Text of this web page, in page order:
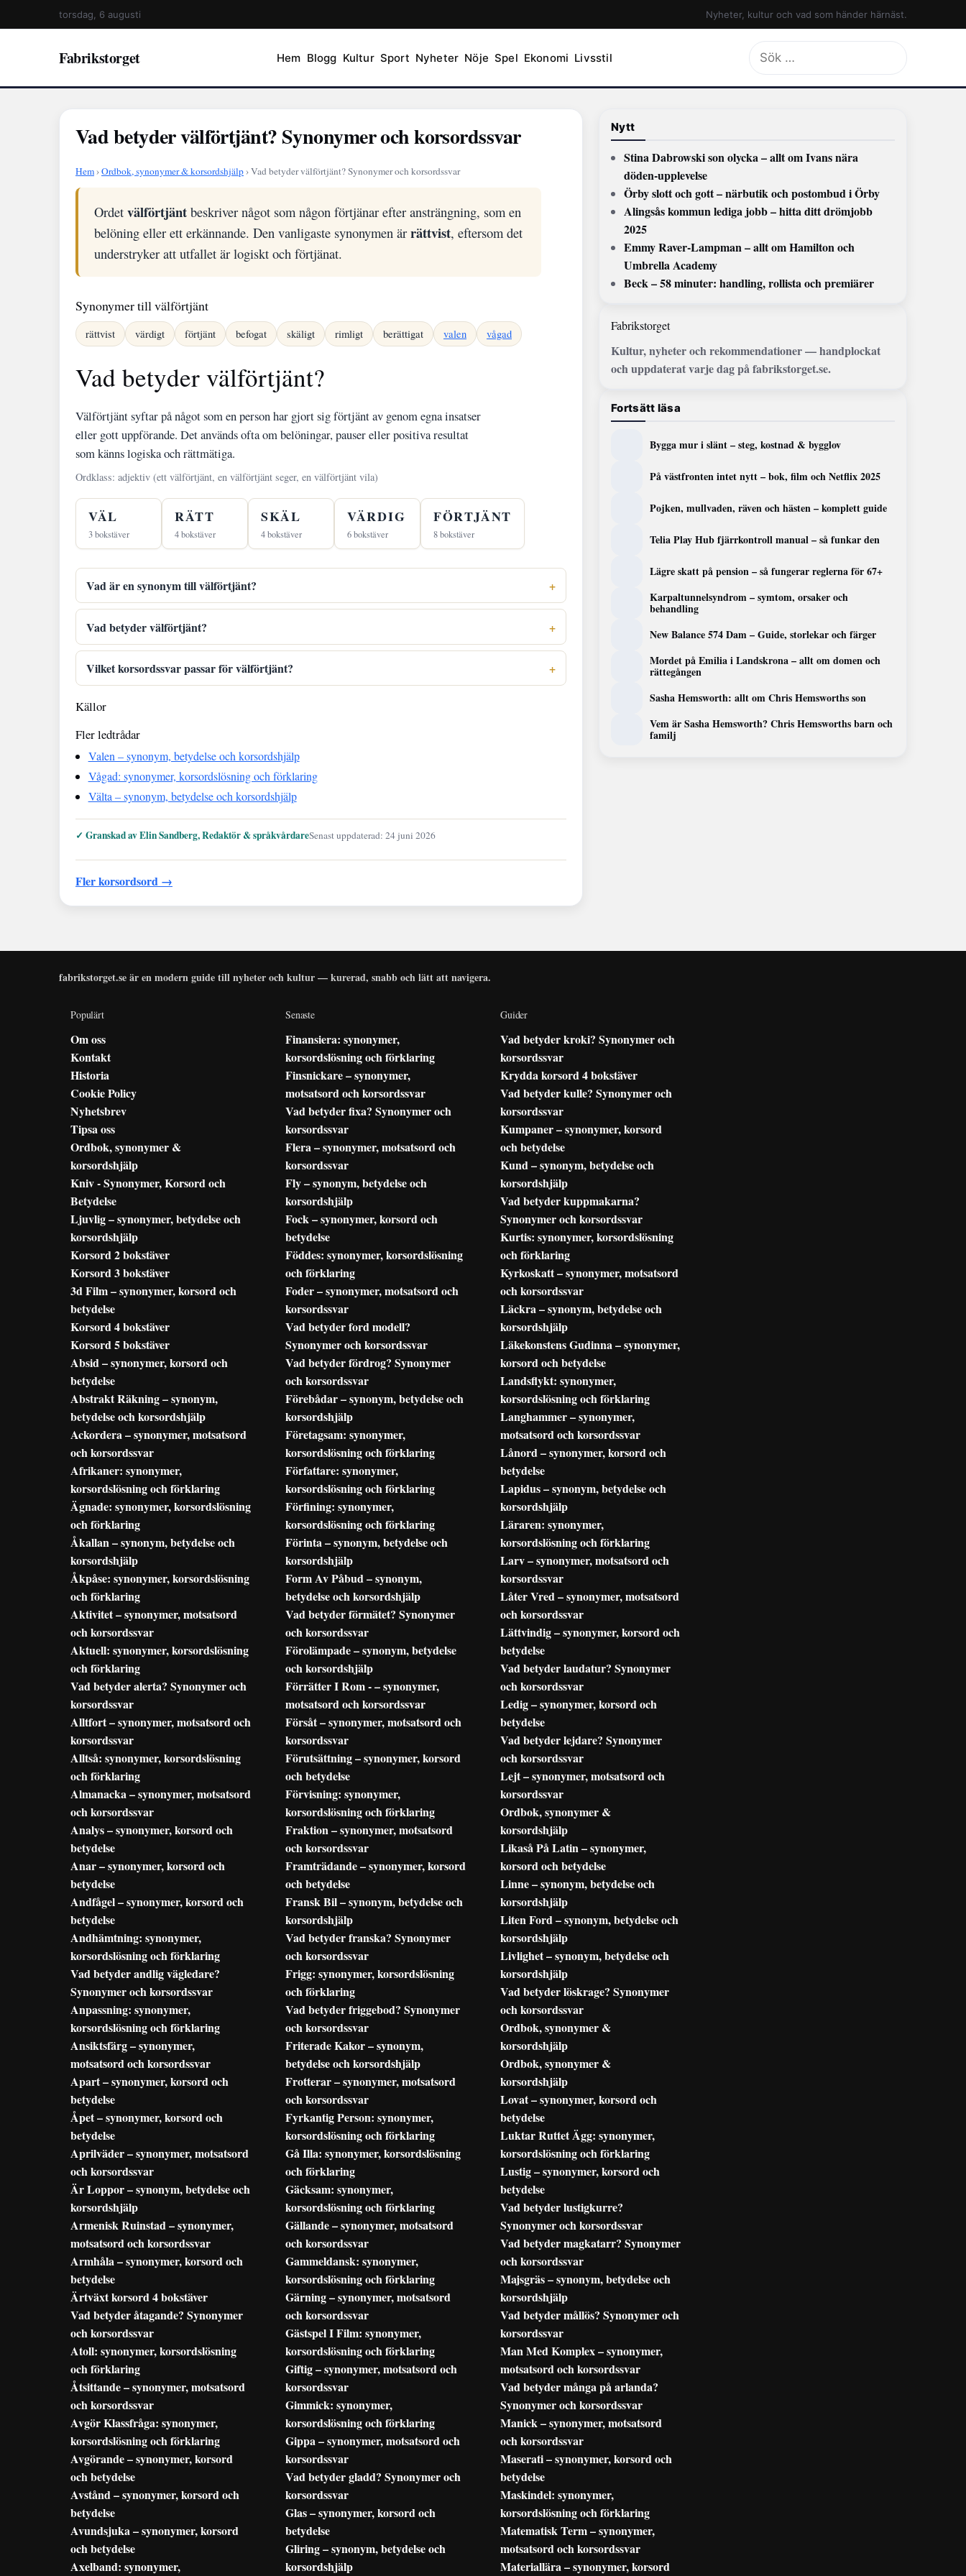
torsdag, 6 augusti Nyheter, kultur och vad som händer härnäst.
Fabrikstorget Hem Blogg Kultur Sport Nyheter Nöje Spel Ekonomi Livsstil
Sök
efter:
Vad betyder välförtjänt? Synonymer och korsordssvar
Hem›Ordbok, synonymer & korsordshjälp› Vad betyder välförtjänt? Synonymer och korsordssvar
Ordetvälförtjänt beskriver något som någon förtjänar efter ansträngning, som en
belöning eller ett erkännande. Den vanligaste synonymen ärrättvist, eftersom det
understryker att utfallet är logiskt och förtjänat.
Synonymer till välförtjänt
rättvist värdigt förtjänt befogat skäligt rimligt berättigat valen vågad
Vad betyder välförtjänt?
Välförtjänt syftar på något som en person har gjort sig förtjänt av genom egna insatser
eller gott uppförande. Det används ofta om belöningar, pauser eller positiva resultat
som känns logiska och rättmätiga.
Ordklass: adjektiv (ett välförtjänt, en välförtjänt seger, en välförtjänt vila)
VÄL
3 bokstäver
RÄTT
4 bokstäver
SKÄL
4 bokstäver
VÄRDIG
6 bokstäver
FÖRTJÄNT
8 bokstäver
Vad är en synonym till välförtjänt?
Vad betyder välförtjänt?
Vilket korsordssvar passar för välförtjänt?
Källor
Fler ledtrådar
Valen – synonym, betydelse och korsordshjälp
Vågad: synonymer, korsordslösning och förklaring
Välta – synonym, betydelse och korsordshjälp
✓ Granskad av Elin Sandberg, Redaktör & språkvårdareSenast uppdaterad: 24 juni 2026
Fler korsordsord →
Nytt
Stina Dabrowski son olycka – allt om Ivans nära
döden-upplevelse
Örby slott och gott – närbutik och postombud i Örby
Alingsås kommun lediga jobb – hitta ditt drömjobb
2025
Emmy Raver-Lampman – allt om Hamilton och
Umbrella Academy
Beck – 58 minuter: handling, rollista och premiärer
Fabrikstorget
Kultur, nyheter och rekommendationer — handplockat
och uppdaterat varje dag på fabrikstorget.se.
Fortsätt läsa
Bygga mur i slänt – steg, kostnad & bygglov
På västfronten intet nytt – bok, film och Netflix 2025
Pojken, mullvaden, räven och hästen – komplett guide
Telia Play Hub fjärrkontroll manual – så funkar den
Lägre skatt på pension – så fungerar reglerna för 67+
Karpaltunnelsyndrom – symtom, orsaker och
behandling
New Balance 574 Dam – Guide, storlekar och färger
Mordet på Emilia i Landskrona – allt om domen och
rättegången
Sasha Hemsworth: allt om Chris Hemsworths son
Vem är Sasha Hemsworth? Chris Hemsworths barn och
familj
fabrikstorget.se är en modern guide till nyheter och kultur — kurerad, snabb och lätt att navigera.
Populärt
Om oss
Kontakt
Historia
Cookie Policy
Nyhetsbrev
Tipsa oss
Ordbok, synonymer &
korsordshjälp
Kniv - Synonymer, Korsord och
Betydelse
Ljuvlig – synonymer, betydelse och
korsordshjälp
Korsord 2 bokstäver
Korsord 3 bokstäver
3d Film – synonymer, korsord och
betydelse
Korsord 4 bokstäver
Korsord 5 bokstäver
Absid – synonymer, korsord och
betydelse
Abstrakt Räkning – synonym,
betydelse och korsordshjälp
Ackordera – synonymer, motsatsord
och korsordssvar
Afrikaner: synonymer,
korsordslösning och förklaring
Ägnade: synonymer, korsordslösning
och förklaring
Åkallan – synonym, betydelse och
korsordshjälp
Åkpåse: synonymer, korsordslösning
och förklaring
Aktivitet – synonymer, motsatsord
och korsordssvar
Aktuell: synonymer, korsordslösning
och förklaring
Vad betyder alerta? Synonymer och
korsordssvar
Alltfort – synonymer, motsatsord och
korsordssvar
Alltså: synonymer, korsordslösning
och förklaring
Almanacka – synonymer, motsatsord
och korsordssvar
Analys – synonymer, korsord och
betydelse
Anar – synonymer, korsord och
betydelse
Andfågel – synonymer, korsord och
betydelse
Andhämtning: synonymer,
korsordslösning och förklaring
Vad betyder andlig vägledare?
Synonymer och korsordssvar
Anpassning: synonymer,
korsordslösning och förklaring
Ansiktsfärg – synonymer,
motsatsord och korsordssvar
Apart – synonymer, korsord och
betydelse
Åpet – synonymer, korsord och
betydelse
Aprilväder – synonymer, motsatsord
och korsordssvar
Är Loppor – synonym, betydelse och
korsordshjälp
Armenisk Ruinstad – synonymer,
motsatsord och korsordssvar
Armhåla – synonymer, korsord och
betydelse
Ärtväxt korsord 4 bokstäver
Vad betyder åtagande? Synonymer
och korsordssvar
Atoll: synonymer, korsordslösning
och förklaring
Åtsittande – synonymer, motsatsord
och korsordssvar
Avgör Klassfråga: synonymer,
korsordslösning och förklaring
Avgörande – synonymer, korsord
och betydelse
Avstånd – synonymer, korsord och
betydelse
Avundsjuka – synonymer, korsord
och betydelse
Axelband: synonymer,
Senaste
Finansiera: synonymer,
korsordslösning och förklaring
Finsnickare – synonymer,
motsatsord och korsordssvar
Vad betyder fixa? Synonymer och
korsordssvar
Flera – synonymer, motsatsord och
korsordssvar
Fly – synonym, betydelse och
korsordshjälp
Fock – synonymer, korsord och
betydelse
Föddes: synonymer, korsordslösning
och förklaring
Foder – synonymer, motsatsord och
korsordssvar
Vad betyder ford modell?
Synonymer och korsordssvar
Vad betyder fördrog? Synonymer
och korsordssvar
Förebådar – synonym, betydelse och
korsordshjälp
Företagsam: synonymer,
korsordslösning och förklaring
Författare: synonymer,
korsordslösning och förklaring
Förfining: synonymer,
korsordslösning och förklaring
Förinta – synonym, betydelse och
korsordshjälp
Form Av Påbud – synonym,
betydelse och korsordshjälp
Vad betyder förmätet? Synonymer
och korsordssvar
Förolämpade – synonym, betydelse
och korsordshjälp
Förrätter I Rom - – synonymer,
motsatsord och korsordssvar
Försåt – synonymer, motsatsord och
korsordssvar
Förutsättning – synonymer, korsord
och betydelse
Förvisning: synonymer,
korsordslösning och förklaring
Fraktion – synonymer, motsatsord
och korsordssvar
Framträdande – synonymer, korsord
och betydelse
Fransk Bil – synonym, betydelse och
korsordshjälp
Vad betyder franska? Synonymer
och korsordssvar
Frigg: synonymer, korsordslösning
och förklaring
Vad betyder friggebod? Synonymer
och korsordssvar
Friterade Kakor – synonym,
betydelse och korsordshjälp
Frotterar – synonymer, motsatsord
och korsordssvar
Fyrkantig Person: synonymer,
korsordslösning och förklaring
Gå Illa: synonymer, korsordslösning
och förklaring
Gäcksam: synonymer,
korsordslösning och förklaring
Gällande – synonymer, motsatsord
och korsordssvar
Gammeldansk: synonymer,
korsordslösning och förklaring
Gärning – synonymer, motsatsord
och korsordssvar
Gästspel I Film: synonymer,
korsordslösning och förklaring
Giftig – synonymer, motsatsord och
korsordssvar
Gimmick: synonymer,
korsordslösning och förklaring
Gippa – synonymer, motsatsord och
korsordssvar
Vad betyder gladd? Synonymer och
korsordssvar
Glas – synonymer, korsord och
betydelse
Gliring – synonym, betydelse och
korsordshjälp
Guider
Vad betyder kroki? Synonymer och
korsordssvar
Krydda korsord 4 bokstäver
Vad betyder kulle? Synonymer och
korsordssvar
Kumpaner – synonymer, korsord
och betydelse
Kund – synonym, betydelse och
korsordshjälp
Vad betyder kuppmakarna?
Synonymer och korsordssvar
Kurtis: synonymer, korsordslösning
och förklaring
Kyrkoskatt – synonymer, motsatsord
och korsordssvar
Läckra – synonym, betydelse och
korsordshjälp
Läkekonstens Gudinna – synonymer,
korsord och betydelse
Landsflykt: synonymer,
korsordslösning och förklaring
Langhammer – synonymer,
motsatsord och korsordssvar
Lånord – synonymer, korsord och
betydelse
Lapidus – synonym, betydelse och
korsordshjälp
Läraren: synonymer,
korsordslösning och förklaring
Larv – synonymer, motsatsord och
korsordssvar
Låter Vred – synonymer, motsatsord
och korsordssvar
Lättvindig – synonymer, korsord och
betydelse
Vad betyder laudatur? Synonymer
och korsordssvar
Ledig – synonymer, korsord och
betydelse
Vad betyder lejdare? Synonymer
och korsordssvar
Lejt – synonymer, motsatsord och
korsordssvar
Ordbok, synonymer &
korsordshjälp
Likaså På Latin – synonymer,
korsord och betydelse
Linne – synonym, betydelse och
korsordshjälp
Liten Ford – synonym, betydelse och
korsordshjälp
Livlighet – synonym, betydelse och
korsordshjälp
Vad betyder löskrage? Synonymer
och korsordssvar
Ordbok, synonymer &
korsordshjälp
Ordbok, synonymer &
korsordshjälp
Lovat – synonymer, korsord och
betydelse
Luktar Ruttet Ägg: synonymer,
korsordslösning och förklaring
Lustig – synonymer, korsord och
betydelse
Vad betyder lustigkurre?
Synonymer och korsordssvar
Vad betyder magkatarr? Synonymer
och korsordssvar
Majsgräs – synonym, betydelse och
korsordshjälp
Vad betyder mållös? Synonymer och
korsordssvar
Man Med Komplex – synonymer,
motsatsord och korsordssvar
Vad betyder många på arlanda?
Synonymer och korsordssvar
Manick – synonymer, motsatsord
och korsordssvar
Maserati – synonymer, korsord och
betydelse
Maskindel: synonymer,
korsordslösning och förklaring
Matematisk Term – synonymer,
motsatsord och korsordssvar
Materiallära – synonymer, korsord